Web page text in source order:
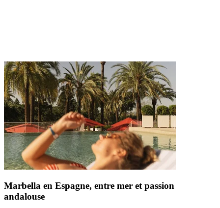
Marbella en Espagne, entre mer et passion
andalouse